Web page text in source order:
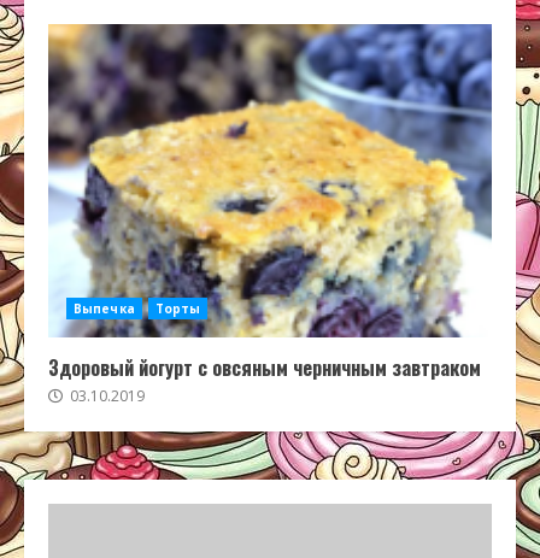
Выпечка Торты
Здоровый йогурт с овсяным черничным завтраком
03.10.2019